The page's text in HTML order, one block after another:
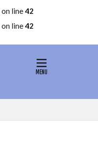
on line42
on line42